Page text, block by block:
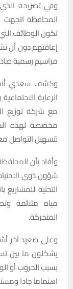
وفي تصريحه الذي
المحافظة اتجهت
تكون الوظائف
إعاقتهم دون أن
مراسيم رسمية
وكشف سعدي أنه
الرعاية
مع شركة توزيع
مخصصة لهذه
لتسهيل التواصل
وأفاد بأن
شؤون ذوي
التحتية
مياه ملائمة
المتحركة.
وعلى صعيد آخر
يشكلون ما بين
بسبب الحروب أو
اهتماما جادا